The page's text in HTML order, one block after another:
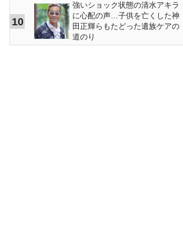
10
強いショック状態の清水アキラ
に心配の声…子供を亡くした神
田正輝らもたどった遺族ケアの
道のり